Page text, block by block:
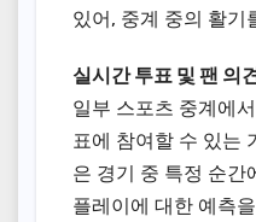
있어, 중계 중의 활기
실시간 투표 및 팬 의
일부 스포츠 중계에
표에 참여할 수 있는
은 경기 중 특정 순간
플레이에 대한 예측